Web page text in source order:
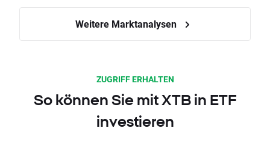
Weitere Marktanalysen
ZUGRIFF ERHALTEN
So können Sie mit XTB in ETF
investieren